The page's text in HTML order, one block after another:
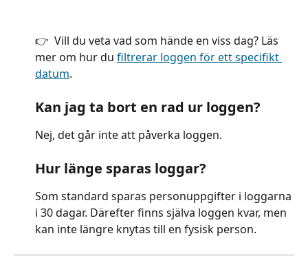
👉  Vill du veta vad som hände en viss dag? Läs
mer om hur du filtrerar loggen för ett specifikt
datum.
Kan jag ta bort en rad ur loggen?
Nej, det går inte att påverka loggen.
Hur länge sparas loggar?
Som standard sparas personuppgifter i loggarna
i 30 dagar. Därefter finns själva loggen kvar, men
kan inte längre knytas till en fysisk person.